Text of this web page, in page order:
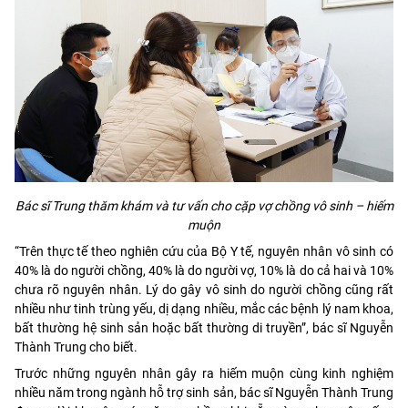
Bác sĩ Trung thăm khám và tư vấn cho cặp vợ chồng vô sinh – hiếm
muộn
“Trên thực tế theo nghiên cứu của Bộ Y tế, nguyên nhân vô sinh có
40% là do người chồng, 40% là do người vợ, 10% là do cả hai và 10%
chưa rõ nguyên nhân. Lý do gây vô sinh do người chồng cũng rất
nhiều như tinh trùng yếu, dị dạng nhiều, mắc các bệnh lý nam khoa,
bất thường hệ sinh sản hoặc bất thường di truyền”, bác sĩ Nguyễn
Thành Trung cho biết.
Trước những nguyên nhân gây ra hiếm muộn cùng kinh nghiệm
nhiều năm trong ngành hỗ trợ sinh sản, bác sĩ Nguyễn Thành Trung